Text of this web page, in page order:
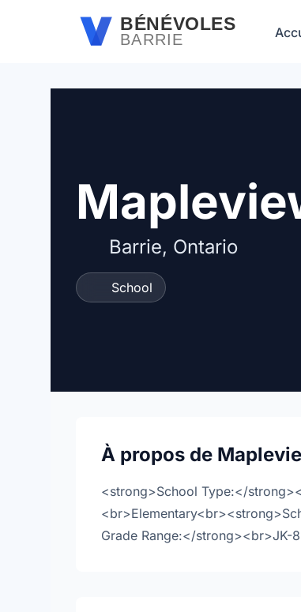
Passer au contenu principalBÉNÉVOLES
BARRIE
Barrie, Ontario
School
À propos de
<strong>School Type:</
Grade Range:</